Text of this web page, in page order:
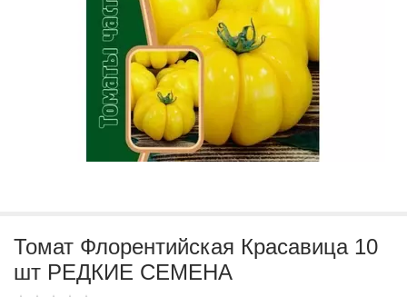
Томат Флорентийская Красавица 10
шт РЕДКИЕ СЕМЕНА